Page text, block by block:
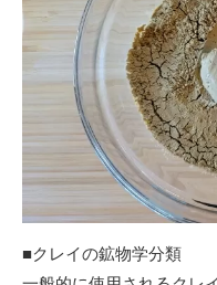
■クレイの鉱物学分類